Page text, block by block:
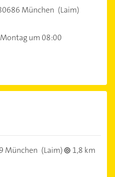
München (Laim)
um 08:00
München (Laim)
1,8 km